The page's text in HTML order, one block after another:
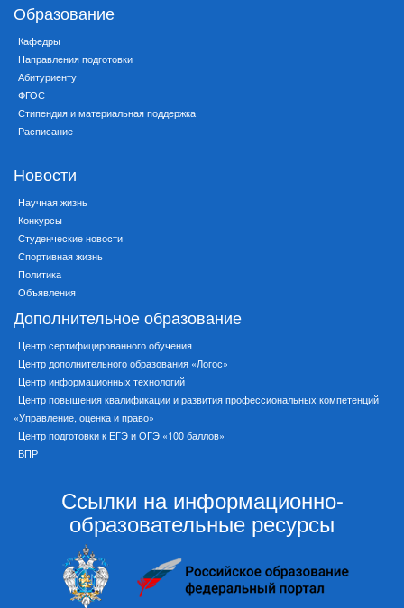
Образование
Кафедры
Направления подготовки
Абитуриенту
ФГОС
Стипендия и материальная поддержка
Расписание
Новости
Научная жизнь
Конкурсы
Студенческие новости
Спортивная жизнь
Политика
Объявления
Дополнительное образование
Центр сертифицированного обучения
Центр дополнительного образования «Логос»
Центр информационных технологий
Центр повышения квалификации и развития профессиональных компетенций
«Управление, оценка и право»
Центр подготовки к ЕГЭ и ОГЭ «100 баллов»
ВПР
Ссылки на информационно-
образовательные ресурсы